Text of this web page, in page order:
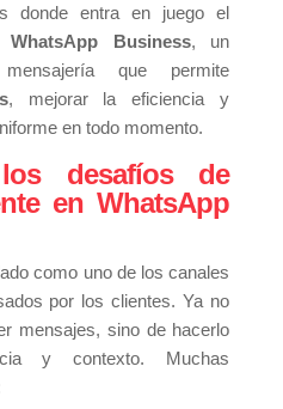
donde entra en juego el
Business, un
que permite
, mejorar la eficiencia y
en todo momento.
desafíos de
en WhatsApp
como uno de los canales
por los clientes. Ya no
mensajes, sino de hacerlo
y contexto. Muchas